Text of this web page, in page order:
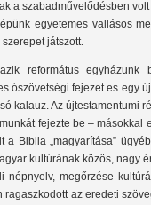
a szabadművelődésben
egyetemes vallásos
játszott.
református egyházunk
ószövetségi fejezet es egy
kalauz. Az újtestamentumi
fejezte be – másokkal
a Biblia „magyarítása”
kultúrának közös, nagy
népnyelv, megőrzése
ragaszkodott az eredeti